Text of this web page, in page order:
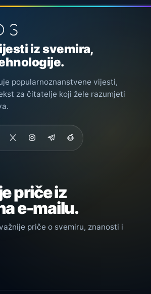
iz svemira,
popularnoznanstvene vijesti,
za čitatelje koji žele razumjeti
priče iz
e-mailu.
priče o svemiru, znanosti i